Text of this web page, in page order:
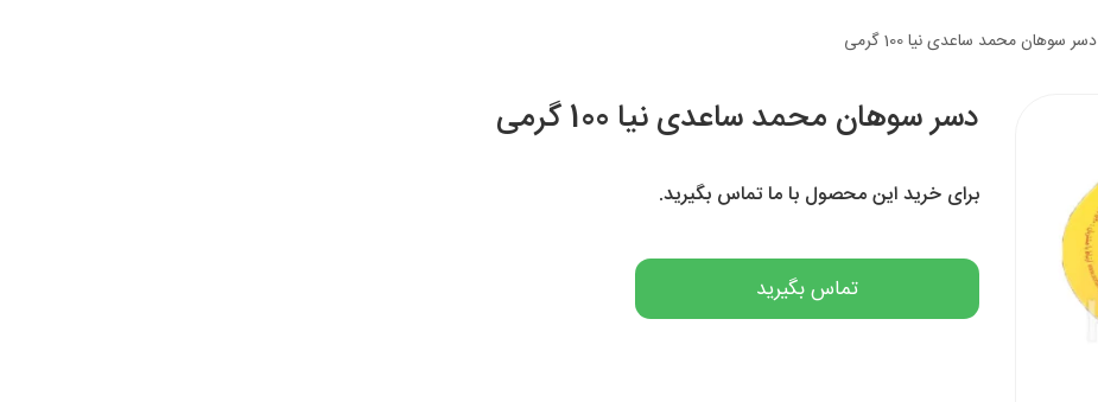
دسر سوهان محمد ساعدی نیا 100 گرمی
دسر سوهان محمد ساعدی نیا 100 گرمی
برای خرید این محصول با ما تماس بگیرید.
تماس بگیرید